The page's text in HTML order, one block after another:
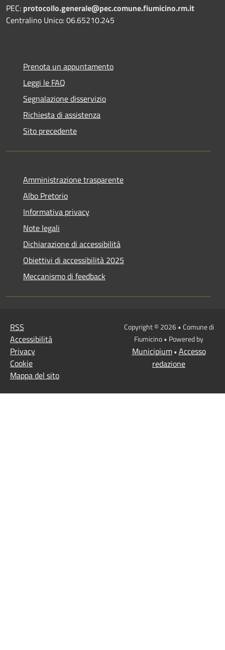
PEC: protocollo.generale@pec.comune.fiumicino.rm.it
Centralino Unico: 06.65210.245
Prenota un appuntamento
Leggi le FAQ
Segnalazione disservizio
Richiesta di assistenza
Sito precedente
Amministrazione trasparente
Albo Pretorio
Informativa privacy
Note legali
Dichiarazione di accessibilità
Obiettivi di accessibilità 2025
Meccanismo di feedback
RSS
Accessibilità
Privacy
Cookie
Mappa del sito
Copyright © 2026 • Comune di
Fiumicino • Powered by
Municipium• Accesso
redazione